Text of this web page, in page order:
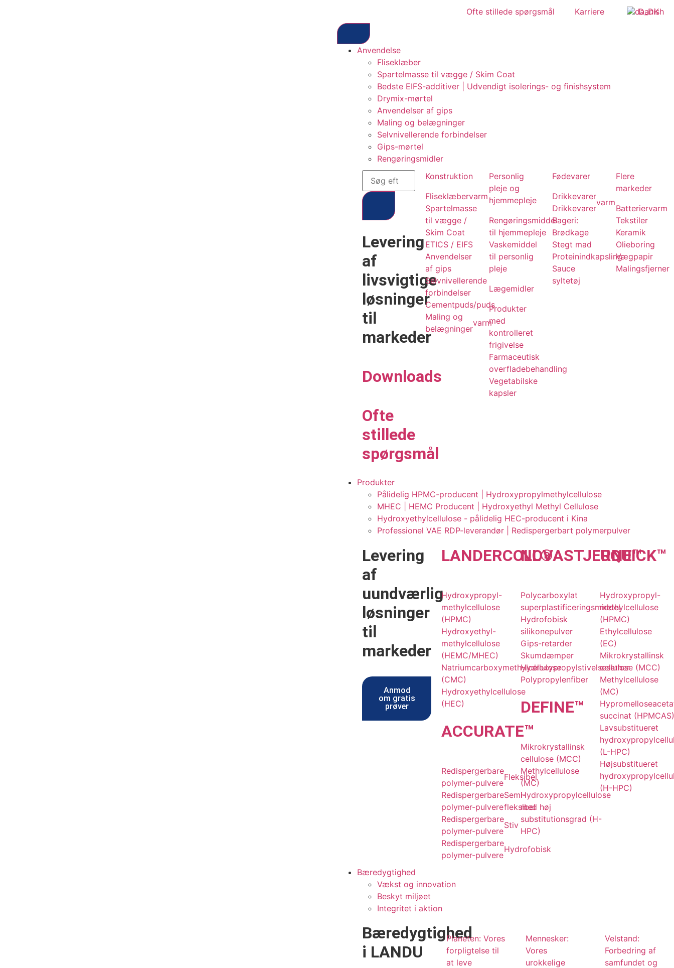
Ofte stillede spørgsmål Karriere Danish
Anvendelse
Fliseklæber
Spartelmasse til vægge / Skim Coat
Bedste EIFS-additiver | Udvendigt isolerings- og finishsystem
Drymix-mørtel
Anvendelser af gips
Maling og belægninger
Selvnivellerende forbindelser
Gips-mørtel
Rengøringsmidler
Levering
af
livsvigtige
løsninger
til
markeder
Downloads
Ofte
stillede
spørgsmål
Konstruktion
Fliseklæbervarm
Spartelmasse
til vægge /
Skim Coat
ETICS / EIFS
Anvendelser
af gips
Selvnivellerende
forbindelser
Cementpuds/puds
Maling og
belægninger
varm
Personlig
pleje og
hjemmepleje
Rengøringsmiddel
til hjemmepleje
Vaskemiddel
til personlig
pleje
Lægemidler
Produkter
med
kontrolleret
frigivelse
Farmaceutisk
overfladebehandling
Vegetabilske
kapsler
Fødevarer
Drikkevarer
Drikkevarer
varm
Bageri:
Brødkage
Stegt mad
Proteinindkapsling
Sauce
syltetøj
Flere
markeder
Batteriervarm
Tekstiler
Keramik
Olieboring
Vægpapir
Malingsfjerner
Produkter
Pålidelig HPMC-producent | Hydroxypropylmethylcellulose
MHEC | HEMC Producent | Hydroxyethyl Methyl Cellulose
Hydroxyethylcellulose - pålidelig HEC-producent i Kina
Professionel VAE RDP-leverandør | Redispergerbart polymerpulver
Levering
af
uundværlig
løsninger
til
markeder
Anmod
om gratis
prøver
LANDERCOLL®
Hydroxypropyl-
methylcellulose
(HPMC)
Hydroxyethyl-
methylcellulose
(HEMC/MHEC)
Natriumcarboxymethylcellulose
(CMC)
Hydroxyethylcellulose
(HEC)
ACCURATE™
Redispergerbare
polymer-pulvere
Fleksibel
Redispergerbare
polymer-pulvere
Semi-
fleksibel
Redispergerbare
polymer-pulvere
Stiv
Redispergerbare
polymer-pulvere
Hydrofobisk
NOVASTJERNE™
Polycarboxylat
superplastificeringsmiddel
Hydrofobisk
silikonepulver
Gips-retarder
Skumdæmper
Hydroxypropylstivelsesether
Polypropylenfiber
DEFINE™
Mikrokrystallinsk
cellulose (MCC)
Methylcellulose
(MC)
Hydroxypropylcellulose
med høj
substitutionsgrad (H-
HPC)
UQUICK™
Hydroxypropyl-
methylcellulose
(HPMC)
Ethylcellulose
(EC)
Mikrokrystallinsk
cellulose (MCC)
Methylcellulose
(MC)
succinat (HPMCAS)
Lavsubstitueret
(L-HPC)
Højsubstitueret
(H-HPC)
Bæredygtighed
Vækst og innovation
Beskyt miljøet
Integritet i aktion
Bæredygtighed
i LANDU
Planeten: Vores
forpligtelse til
at leve
Mennesker:
Vores
urokkelige
Velstand:
Forbedring af
samfundet og